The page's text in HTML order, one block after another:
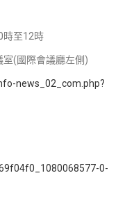
時至12時
(國際會議廳左側)
news_02_com.php?
0-